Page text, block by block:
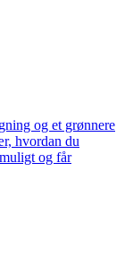
og et grønnere
hvordan du
og får